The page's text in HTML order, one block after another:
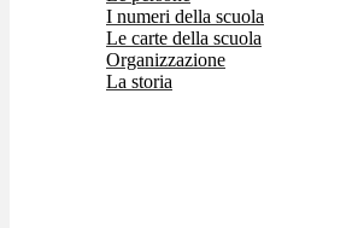
I numeri della scuola
Le carte della scuola
Organizzazione
La storia